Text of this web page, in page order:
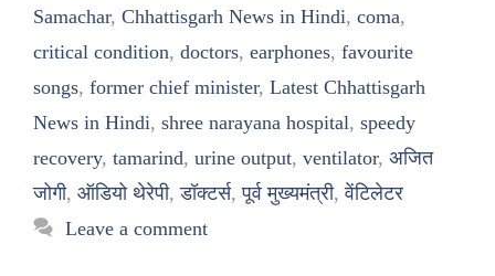
Samachar, Chhattisgarh News in Hindi, coma,
critical condition, doctors, earphones, favourite
songs, former chief minister, Latest Chhattisgarh
News in Hindi, shree narayana hospital, speedy
recovery, tamarind, urine output, ventilator, अजित
जोगी, ऑडियो थेरेपी,डॉक्टर्स,पूर्व मुख्यमंत्री,वेंटिलेटर
Leave a comment